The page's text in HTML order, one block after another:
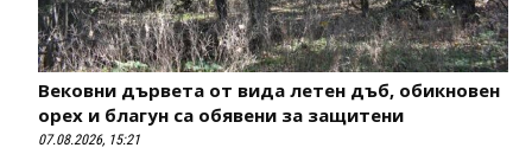
Вековни дървета от вида летен дъб, обикновен
орех и благун са обявени за защитени
07.08.2026, 15:21